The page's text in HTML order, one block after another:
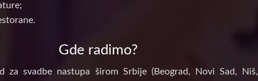
Gde radimo?
za svadbe nastupa širom Srbije (Beograd, Novi Sad, Niš,